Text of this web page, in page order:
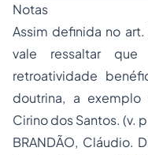
Notas
Assim definida no
vale ressaltar
retroatividade
doutrina, a
Cirino dos Santos. (v.
BRANDÃO, Cláudio.